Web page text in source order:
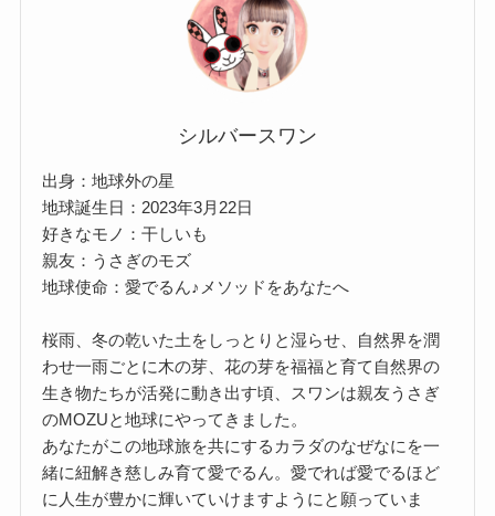
シルバースワン
出身：地球外の星
地球誕生日：2023年3月22日
好きなモノ：干しいも
親友：うさぎのモズ
地球使命：愛でるん♪メソッドをあなたへ
桜雨、冬の乾いた土をしっとりと湿らせ、自然界を潤
わせ一雨ごとに木の芽、花の芽を福福と育て自然界の
生き物たちが活発に動き出す頃、スワンは親友うさぎ
のMOZUと地球にやってきました。
あなたがこの地球旅を共にするカラダのなぜなにを一
緒に紐解き慈しみ育て愛でるん。愛でれば愛でるほど
に人生が豊かに輝いていけますようにと願っていま